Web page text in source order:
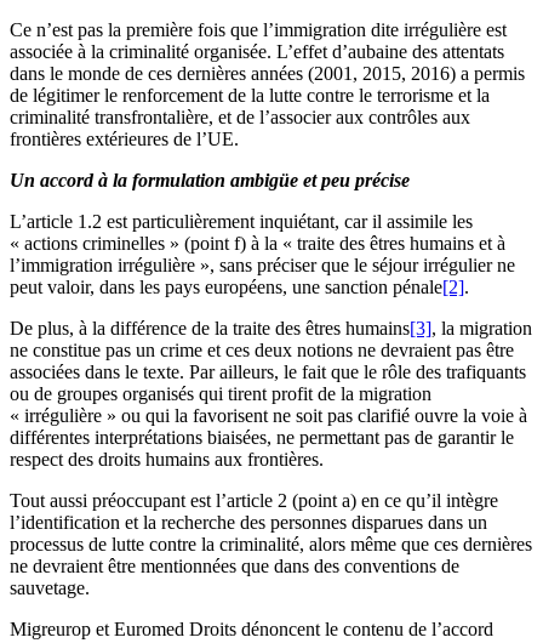
Ce n’est pas la première fois que l’immigration dite irrégulière est
associée à la criminalité organisée. L’effet d’aubaine des attentats
dans le monde de ces dernières années (2001, 2015, 2016) a permis
de légitimer le renforcement de la lutte contre le terrorisme et la
criminalité transfrontalière, et de l’associer aux contrôles aux
frontières extérieures de l’UE.
Un accord à la formulation ambigüe et peu précise
L’article 1.2 est particulièrement inquiétant, car il assimile les
« actions criminelles » (point f) à la « traite des êtres humains et à
l’immigration irrégulière », sans préciser que le séjour irrégulier ne
peut valoir, dans les pays européens, une sanction pénale[2].
De plus, à la différence de la traite des êtres humains[3], la migration
ne constitue pas un crime et ces deux notions ne devraient pas être
associées dans le texte. Par ailleurs, le fait que le rôle des trafiquants
ou de groupes organisés qui tirent profit de la migration
« irrégulière » ou qui la favorisent ne soit pas clarifié ouvre la voie à
différentes interprétations biaisées, ne permettant pas de garantir le
respect des droits humains aux frontières.
Tout aussi préoccupant est l’article 2 (point a) en ce qu’il intègre
l’identification et la recherche des personnes disparues dans un
processus de lutte contre la criminalité, alors même que ces dernières
ne devraient être mentionnées que dans des conventions de
sauvetage.
Migreurop et Euromed Droits dénoncent le contenu de l’accord